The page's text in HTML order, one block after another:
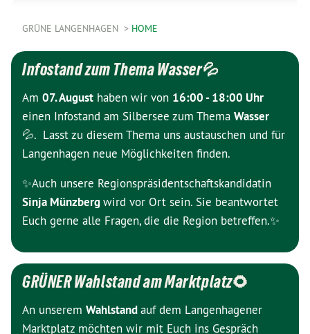
GRÜNE LANGENHAGEN HOME
Infostand zum Thema Wasser💦
Am 07. August haben wir von 16:00 - 18:00 Uhr
einen Infostand am Silbersee zum Thema Wasser
💦. Lasst zu diesem Thema uns austauschen und für
Langenhagen neue Möglichkeiten finden.
✨Auch unsere Regionspräsidentschaftskandidatin
Sinja Münzbergwird vor Ort sein. Sie beantwortet
Euch gerne alle Fragen, die die Region betreffen.✨
GRÜNER Wahlstand am Marktplatz🌻
An unserem Wahlstandauf dem Langenhagener
Marktplatz möchten wir mit Euch ins Gespräch